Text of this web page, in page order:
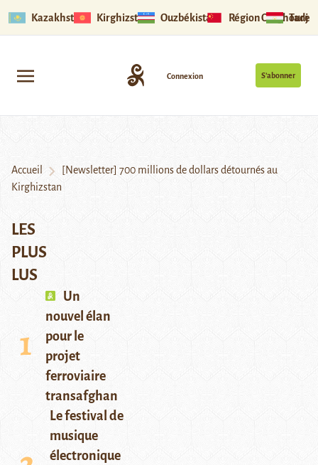
Kazakhstan Kirghizstan Ouzbékistan Région Ouïghoure
S’abonner
Connexion
Accueil
[Newsletter] 700 millions de dollars détournés au
Kirghizstan
LES
PLUS
LUS
Un
nouvel élan
pour le
projet
ferroviaire
transafghan
Le festival de
musique
électronique